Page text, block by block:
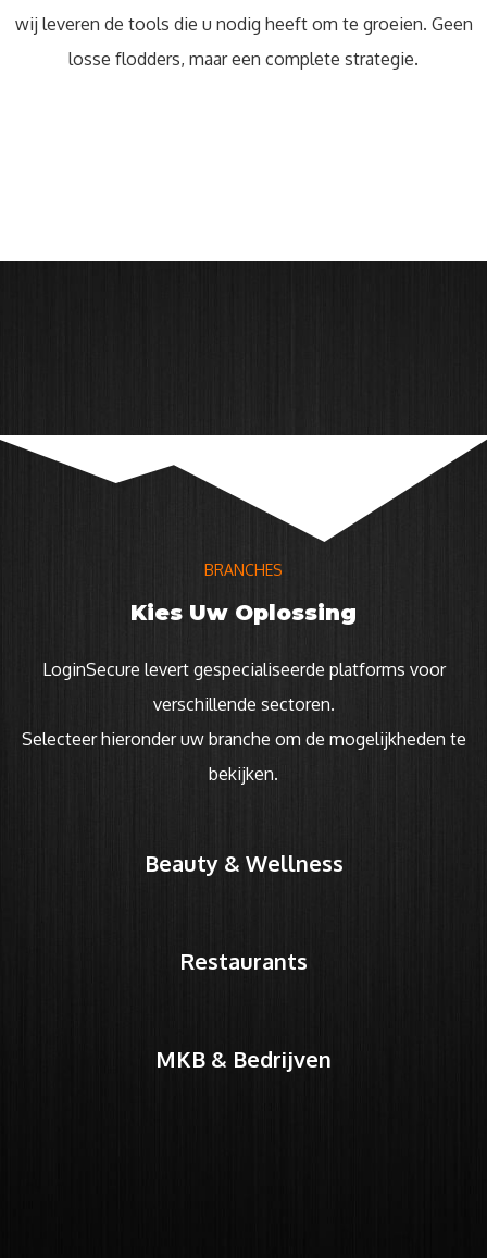
wij leveren de tools die u nodig heeft om te groeien. Geen
losse flodders, maar een complete strategie.
BRANCHES
Kies Uw Oplossing
LoginSecure levert gespecialiseerde platforms voor
verschillende sectoren.
Selecteer hieronder uw branche om de mogelijkheden te
bekijken.
Beauty & Wellness
Restaurants
MKB & Bedrijven